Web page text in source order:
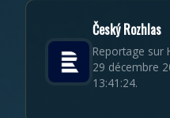
Český Rozhlas
Reportage sur
29 décembre
13:41:24.